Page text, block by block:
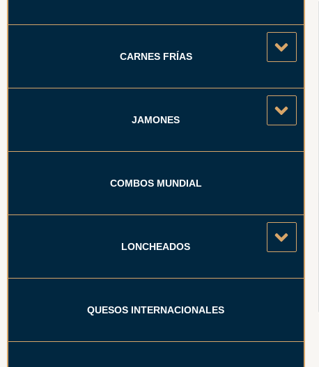
CARNES FRÍAS
JAMONES
COMBOS MUNDIAL
LONCHEADOS
QUESOS INTERNACIONALES